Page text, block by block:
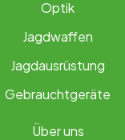
Optik
Jagdwaffen
Jagdausrüstung
Gebrauchtgeräte
Über uns